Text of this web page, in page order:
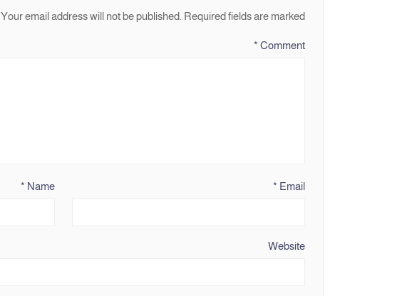
Your email address will not be published. Required fields are marked
Comment
*
Name
* Email
*
Website